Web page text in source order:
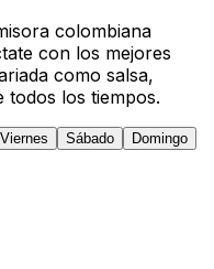
colombiana
con los mejores
como salsa,
todos los tiempos.
Viernes Sábado Domingo